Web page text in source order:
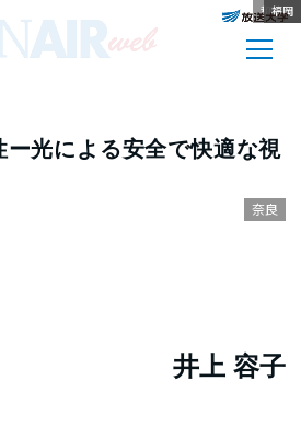
ー光による安全で快適な視
奈良
井上 容子
徳島
秋田
兵庫
新潟
栃木
山梨
和歌山
秋田
福岡
福岡